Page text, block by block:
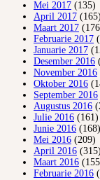
Mei 2017 (135)
April 2017 (165)
Maart 2017
Februarie 2017
Januarie 2017
Desember 2016
November 2016
Oktober 2016
September 2016
Augustus 2016
Julie 2016 (161)
Junie 2016 (168)
Mei 2016 (209)
April 2016 (315)
Maart 2016
Februarie 2016